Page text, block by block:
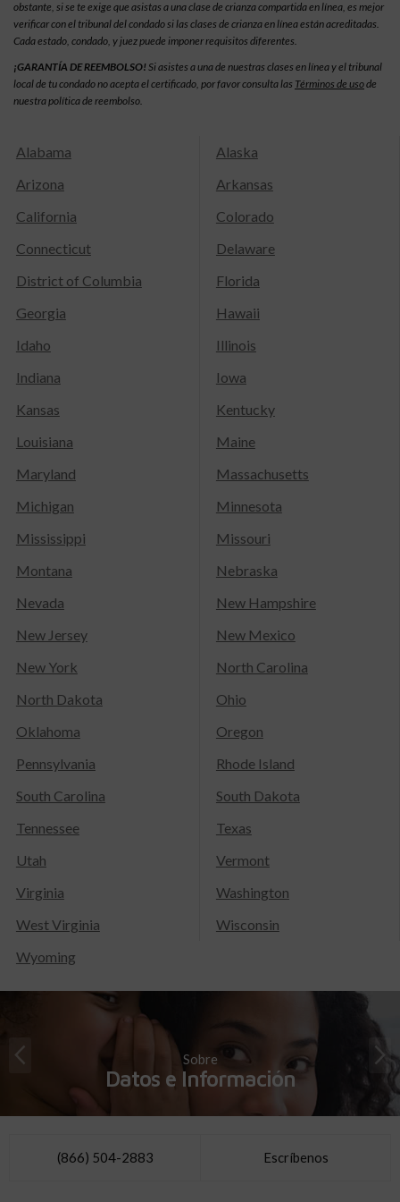
obstante, si se te exige que asistas a una clase de crianza compartida en línea, es mejor
verificar con el tribunal del condado si las clases de crianza en línea están acreditadas.
Cada estado, condado, y juez puede imponer requisitos diferentes.
¡GARANTÍA DE REEMBOLSO! Si asistes a una de nuestras clases en línea y el tribunal
local de tu condado no acepta el certificado, por favor consulta las Términos de usode
nuestra política de reembolso.
Alabama
Alaska
Arizona
Arkansas
California
Colorado
Connecticut
Delaware
District of Columbia
Florida
Georgia
Hawaii
Idaho
Illinois
Indiana
Iowa
Kansas
Kentucky
Louisiana
Maine
Maryland
Massachusetts
Michigan
Minnesota
Mississippi
Missouri
Montana
Nebraska
Nevada
New Hampshire
New Jersey
New Mexico
New York
North Carolina
North Dakota
Ohio
Oklahoma
Oregon
Pennsylvania
Rhode Island
South Carolina
South Dakota
Tennessee
Texas
Utah
Vermont
Virginia
Washington
West Virginia
Wisconsin
Wyoming
Sobre
Datos e Información
(866) 504-2883 Escríbenos